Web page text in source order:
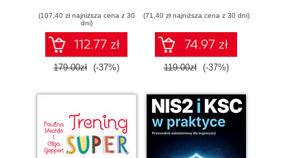
Wydanie III
(107,40 zł najniższa cena z 30
dni)
112.77 zł
179.00zł (-37%)
(71,40 zł najniższa cena z 30 dni)
74.97 zł
119.00zł (-37%)